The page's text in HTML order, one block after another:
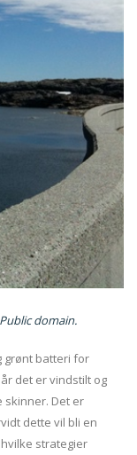
domain.
grønt batteri for
det er vindstilt og
skinner. Det er
dette vil bli en
strategier